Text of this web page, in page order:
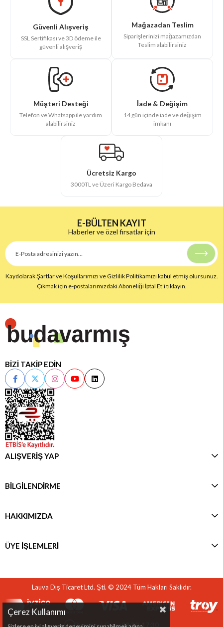
Güvenli Alışveriş
SSL Sertifikası ve 3D ödeme ile
güvenli alışveriş
Mağazadan Teslim
Siparişlerinizi mağazamızdan
Teslim alabilirsiniz
Müşteri Desteği
Telefon ve Whatsapp ile yardım
alabilirsiniz
İade & Değişim
14 gün içinde iade ve değişim
imkanı
Ücretsiz Kargo
3000TL ve Üzeri Kargo Bedava
E-BÜLTEN KAYIT
Haberler ve özel fırsatlar için
Kaydolarak Şartlar ve Koşullarımızı ve Gizlilik Politikamızı kabul etmiş olursunuz.
Çıkmak için e-postalarımızdaki Aboneliği İptal Et’i tıklayın.
BİZİ TAKİP EDİN
ALIŞVERİŞ YAP
BİLGİLENDİRME
HAKKIMIZDA
ÜYE İŞLEMLERİ
Lauva Dış Ticaret Ltd. Şti. © 2024 Tüm Hakları Saklıdır.
Pazartesi-Cuma08:30-17:30
Çerez Kullanımı